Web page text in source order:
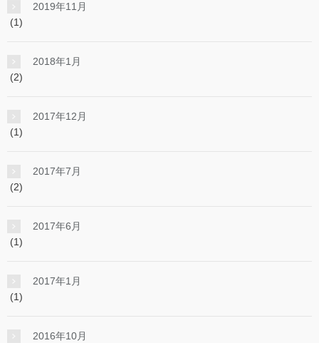
2019年11月
(1)
2018年1月
(2)
2017年12月
(1)
2017年7月
(2)
2017年6月
(1)
2017年1月
(1)
2016年10月